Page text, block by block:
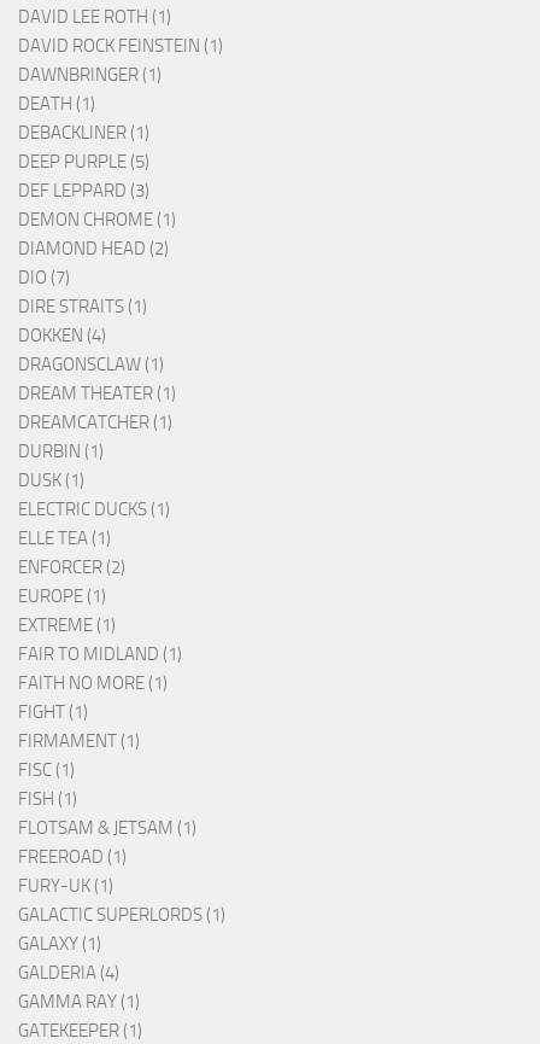
DAVID LEE ROTH (1)
DAVID ROCK FEINSTEIN (1)
DAWNBRINGER (1)
DEATH (1)
DEBACKLINER (1)
DEEP PURPLE (5)
DEF LEPPARD (3)
DEMON CHROME (1)
DIAMOND HEAD (2)
DIO (7)
DIRE STRAITS (1)
DOKKEN (4)
DRAGONSCLAW (1)
DREAM THEATER (1)
DREAMCATCHER (1)
DURBIN (1)
DUSK (1)
ELECTRIC DUCKS (1)
ELLE TEA (1)
ENFORCER (2)
EUROPE (1)
EXTREME (1)
FAIR TO MIDLAND (1)
FAITH NO MORE (1)
FIGHT (1)
FIRMAMENT (1)
FISC (1)
FISH (1)
FLOTSAM & JETSAM (1)
FREEROAD (1)
FURY-UK (1)
GALACTIC SUPERLORDS (1)
GALAXY (1)
GALDERIA (4)
GAMMA RAY (1)
GATEKEEPER (1)